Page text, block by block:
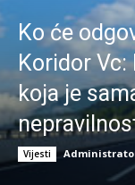
Ko će
Koridor Vc:
koja je
Vijesti